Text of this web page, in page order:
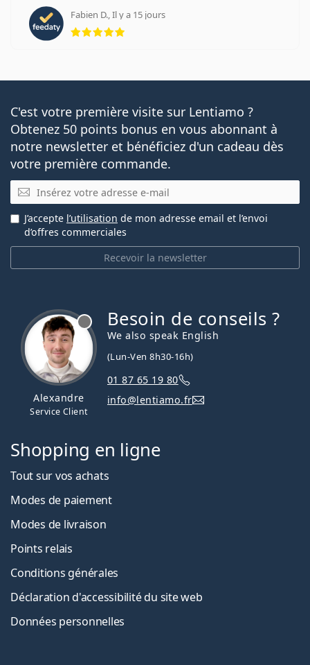
Fabien D., Il y a 15 jours
évaluation 5 sur 5
C'est votre première visite sur Lentiamo ?
Obtenez 50 points bonus en vous abonnant à
notre newsletter et bénéficiez d'un cadeau dès
votre première commande.
E-mail
Recevoir la newsletter
J’accepte l’utilisation de mon adresse email et l’envoi
d’offres commerciales
Alexandre
Service Client
Besoin de conseils ?
We also speak English
(Lun-Ven 8h30-16h)
01 87 65 19 80
info@lentiamo.fr
Shopping en ligne
Tout sur vos achats
Modes de paiement
Modes de livraison
Points relais
Conditions générales
Déclaration d'accessibilité du site web
Données personnelles